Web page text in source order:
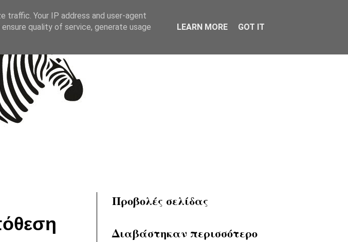
Προβολές σελίδας
Διαβάστηκαν περισσότερο
traffic. Your IP address and user-agent
quality of service, generate usage
LEARN MORE GOT IT